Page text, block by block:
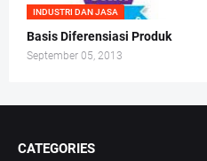
INDUSTRI DAN JASA
Basis Diferensiasi Produk
September 05, 2013
CATEGORIES